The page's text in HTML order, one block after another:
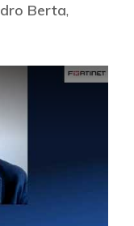
Berta,